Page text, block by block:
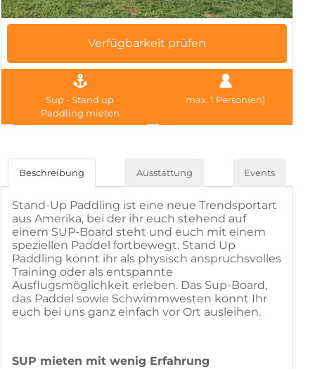
Verfügbarkeit prüfen
Sup - Stand up
Paddling mieten
max. 1 Person(en)
Beschreibung Ausstattung Events
Stand-Up Paddling ist eine neue Trendsportart
aus Amerika, bei der ihr euch stehend auf
einem SUP-Board steht und euch mit einem
speziellen Paddel fortbewegt. Stand Up
Paddling könnt ihr als physisch anspruchsvolles
Training oder als entspannte
Ausflugsmöglichkeit erleben. Das Sup-Board,
das Paddel sowie Schwimmwesten könnt Ihr
euch bei uns ganz einfach vor Ort ausleihen.
SUP mieten mit wenig Erfahrung